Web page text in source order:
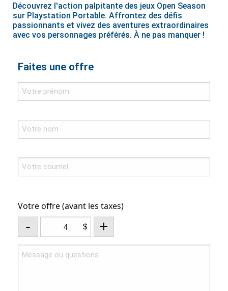
Découvrez l'action palpitante des jeux Open Season
sur Playstation Portable. Affrontez des défis
passionnants et vivez des aventures extraordinaires
avec vos personnages préférés. À ne pas manquer !
Faites une offre
Votre offre (avant les taxes)
- $ +